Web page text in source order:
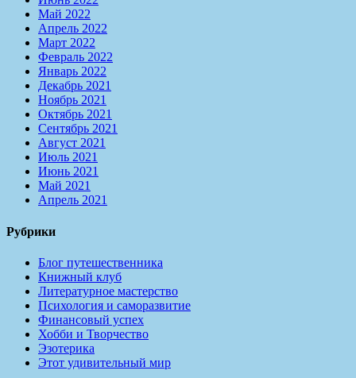
Май 2022
Апрель 2022
Март 2022
Февраль 2022
Январь 2022
Декабрь 2021
Ноябрь 2021
Октябрь 2021
Сентябрь 2021
Август 2021
Июль 2021
Июнь 2021
Май 2021
Апрель 2021
Рубрики
Блог путешественника
Книжный клуб
Литературное мастерство
Психология и саморазвитие
Финансовый успех
Хобби и Творчество
Эзотерика
Этот удивительный мир